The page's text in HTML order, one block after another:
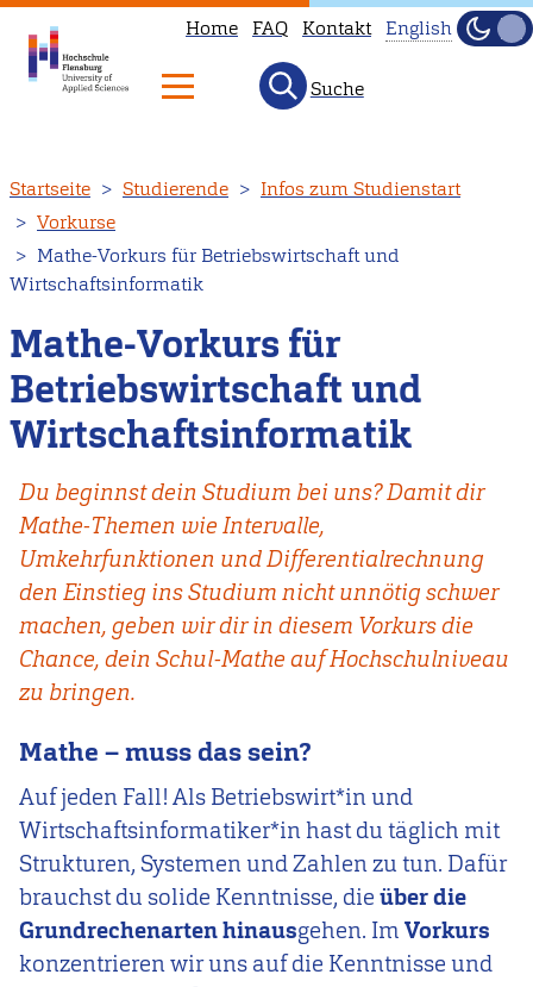
zum
Inhalt
Home FAQ Kontakt
not
our
page
English
Hell
Suche
Startseite Studierende
Infos zum Studienstart
Vorkurse
Mathe-Vorkurs für Betriebswirtschaft und
Wirtschaftsinformatik
Mathe-Vorkurs für
Betriebswirtschaft und
Wirtschaftsinformatik
Du beginnst dein Studium bei uns? Damit dir
Mathe-Themen wie Intervalle,
Umkehrfunktionen und Differentialrechnung
den Einstieg ins Studium nicht unnötig schwer
machen, geben wir dir in diesem Vorkurs die
Chance, dein Schul-Mathe auf Hochschulniveau
zu bringen.
Mathe – muss das sein?
Auf jeden Fall! Als Betriebswirt*in und
Wirtschaftsinformatiker*in hast du täglich mit
Strukturen, Systemen und Zahlen zu tun. Dafür
brauchst du solide Kenntnisse, die über die
Grundrechenarten hinausgehen. Im Vorkurs
konzentrieren wir uns auf die Kenntnisse und